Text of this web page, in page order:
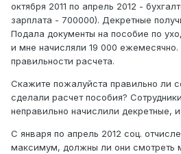
октября 2011 по апрель 2012 -
зарплата - 700000). Декретные
Подала документы на пособие по
и мне начисляли 19 000 ежемесячно.
правильности расчета.
Скажите пожалуйста правильно ли
сделали расчет пособия?
неправильно начислили декретные,
С января по апрель 2012 соц.
максимум, должны ли они смотреть